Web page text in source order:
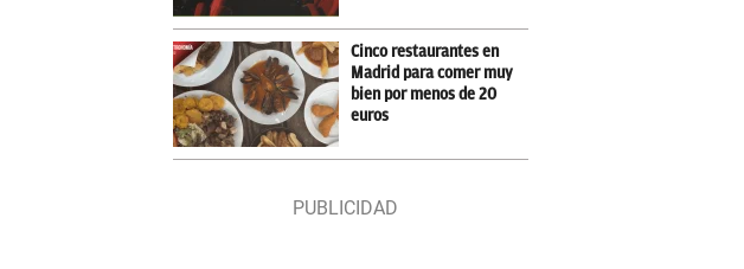
Cinco restaurantes en
Madrid para comer muy
bien por menos de 20
euros